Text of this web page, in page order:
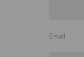
Email